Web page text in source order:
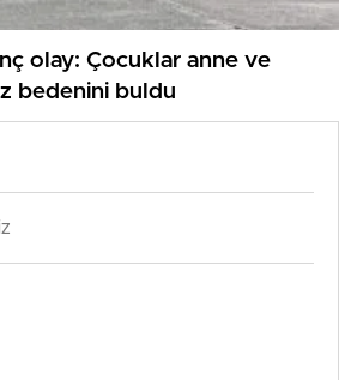
olay: Çocuklar anne ve
bedenini buldu